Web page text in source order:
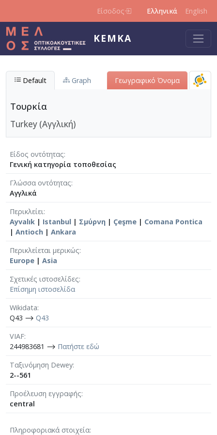
Είσοδος Ελληνικά English
ΚΕΜΚΑ
Default Graph Γεωγραφικό Όνομα
Τουρκία
Turkey (Αγγλική)
Είδος οντότητας
Γενική κατηγορία τοποθεσίας
Γλώσσα οντότητας
Αγγλικά
Περικλείει
Ayvalık | Istanbul | Σμύρνη | Çeşme | Comana Pontica
| Antioch | Ankara
Περικλείεται μερικώς
Europe | Asia
Σχετικές ιστοσελίδες
Επίσημη ιστοσελίδα
Wikidata
Q43 ⟶ Q43
VIAF
244983681 ⟶ Πατήστε εδώ
Ταξινόμηση Dewey
2--561
Προέλευση εγγραφής
central
Πληροφοριακά στοιχεία